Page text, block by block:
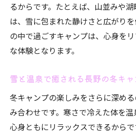
コテージや通年営業施設
り
雪景色と星空観察が叶う
安い料金でも特別感を味
次の冬も長野県のキャン
るからです。たとえば、山並みや
は、雪に包まれた静けさと広がり
の中で過ごすキャンプは、心身を
な体験となります。
雪と温泉で癒される長野の冬キ
冬キャンプの楽しみをさらに深め
み合わせです。寒さで冷えた体を温
心身ともにリラックスできるから